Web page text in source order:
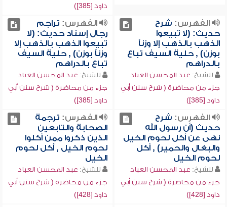
داود [385])
الفهرس: شرح
حديث: (لا تبيعوا
الذهب بالذهب إلا وزناً
بوزن) , حلية السيف تباع
بالدراهم
للشيخ: عبد المحسن العباد
جزء من محاضرة ( شرح سنن أبي
داود [385])
الفهرس: تراجم
رجال إسناد حديث: (لا
تبيعوا الذهب بالذهب إلا
وزناً بوزن) , حلية السيف
تباع بالدراهم
للشيخ: عبد المحسن العباد
جزء من محاضرة ( شرح سنن أبي
داود [385])
الفهرس: شرح
حديث (أن رسول الله
نهى عن أكل لحوم الخيل
والبغال والحمير) , أكل
لحوم الخيل
للشيخ: عبد المحسن العباد
جزء من محاضرة ( شرح سنن أبي
داود [428])
الفهرس: ترجمة
الصحابة والتابعين
الذين ذكروا ممن أكلوا
لحوم الخيل , أكل لحوم
الخيل
للشيخ: عبد المحسن العباد
جزء من محاضرة ( شرح سنن أبي
داود [428])